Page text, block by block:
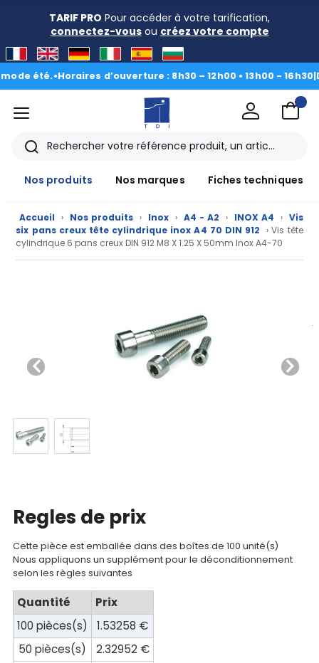
TARIF PRO Pour accéder à votre tarification,
connectez-vousou créez votre compte
été.•Horaires d’ouverture : 8h30 – 12h00 • 13h00 - 16h30 |Du 3
Nos
produits
Nos
marques
Fiches
techniques
Catalogue
Documentations
menu
Rechercher
Nos produits
Nos marques Fiches techniques
Accueil › Nos produits › Inox › A4 - A2 › INOX A4 › Vis
six pans creux tête cylindrique inox A4 70 DIN 912
› Vis tête
cylindrique 6 pans creux DIN 912 M8 X 1.25 X 50mm Inox A4-70
Regles de prix
Cette pièce est emballée dans des boîtes de 100 unité(s)
Nous appliquons un supplément pour le déconditionnement
selon les règles suivantes
Quantité
Prix
100 pièces(s)
1.53258 €
50 pièces(s)
2.32952 €